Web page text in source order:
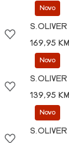
Novo
S.OLIVER
169,95 KM
Novo
S.OLIVER
139,95 KM
Novo
S.OLIVER